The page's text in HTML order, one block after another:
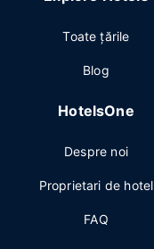
Toate ţările
Blog
HotelsOne
Despre noi
Proprietari de hotel
FAQ